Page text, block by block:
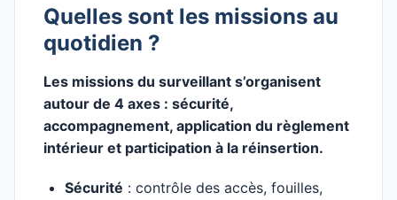
Quelles sont les missions au
quotidien ?
Les missions du surveillant s’organisent
autour de 4 axes : sécurité,
accompagnement, application du règlement
intérieur et participation à la réinsertion.
Sécurité : contrôle des accès, fouilles,